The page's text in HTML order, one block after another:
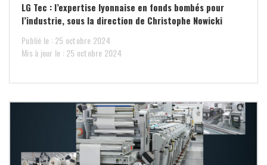
LG Tec : l’expertise lyonnaise en fonds bombés pour
l’industrie, sous la direction de Christophe Nowicki
Publié le : 25 octobre 2024
Mis à jour le : 25 octobre 2024